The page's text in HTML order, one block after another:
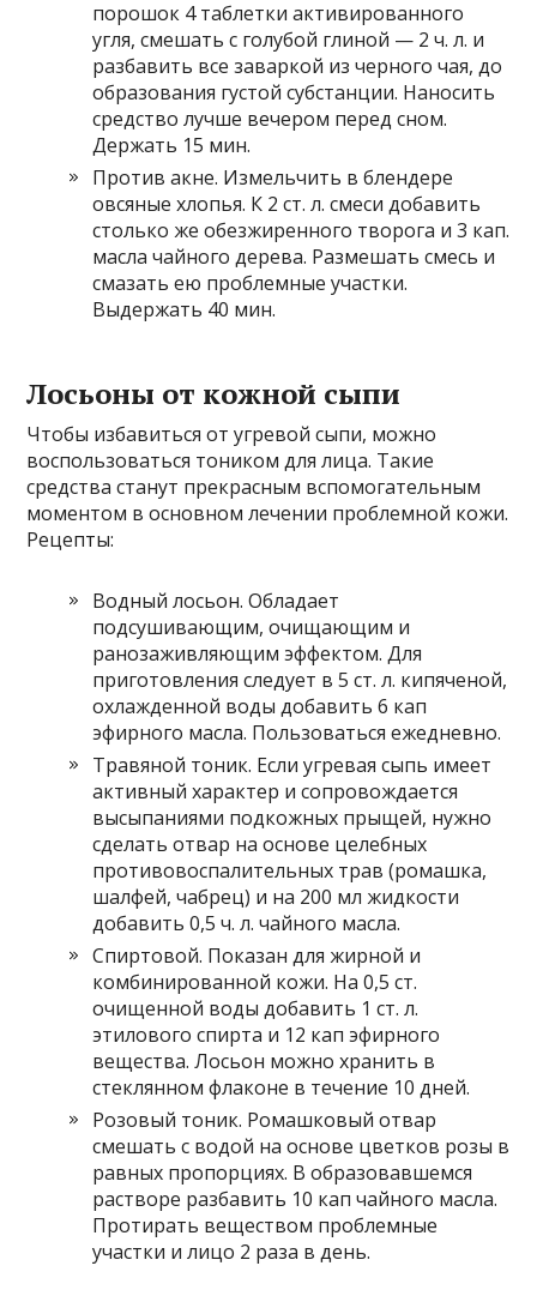
порошок 4 таблетки активированного
угля, смешать с голубой глиной — 2 ч. л. и
разбавить все заваркой из черного чая, до
образования густой субстанции. Наносить
средство лучше вечером перед сном.
Держать 15 мин.
Против акне. Измельчить в блендере
овсяные хлопья. К 2 ст. л. смеси добавить
столько же обезжиренного творога и 3 кап.
масла чайного дерева. Размешать смесь и
смазать ею проблемные участки.
Выдержать 40 мин.
Лосьоны от кожной сыпи
Чтобы избавиться от угревой сыпи, можно
воспользоваться тоником для лица. Такие
средства станут прекрасным вспомогательным
моментом в основном лечении проблемной кожи.
Рецепты:
Водный лосьон. Обладает
подсушивающим, очищающим и
ранозаживляющим эффектом. Для
приготовления следует в 5 ст. л. кипяченой,
охлажденной воды добавить 6 кап
эфирного масла. Пользоваться ежедневно.
Травяной тоник. Если угревая сыпь имеет
активный характер и сопровождается
высыпаниями подкожных прыщей, нужно
сделать отвар на основе целебных
противовоспалительных трав (ромашка,
шалфей, чабрец) и на 200 мл жидкости
добавить 0,5 ч. л. чайного масла.
Спиртовой. Показан для жирной и
комбинированной кожи. На 0,5 ст.
очищенной воды добавить 1 ст. л.
этилового спирта и 12 кап эфирного
вещества. Лосьон можно хранить в
стеклянном флаконе в течение 10 дней.
Розовый тоник. Ромашковый отвар
смешать с водой на основе цветков розы в
равных пропорциях. В образовавшемся
растворе разбавить 10 кап чайного масла.
Протирать веществом проблемные
участки и лицо 2 раза в день.